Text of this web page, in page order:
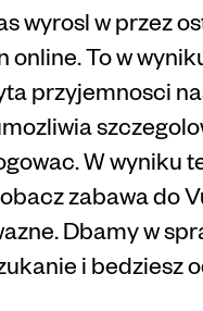
wyrosl w przez
To w
przyjemnosci
W wyniku
zabawa do
Dbamy w
i bedziesz